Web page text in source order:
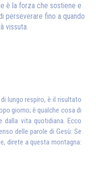
è la forza che sostiene e
perseverare fino a quando
vissuta.
lungo respiro, è il risultato
giorno; è qualche cosa di
dalla vita quotidiana. Ecco
delle parole di Gesù: Se
direte a questa montagna: